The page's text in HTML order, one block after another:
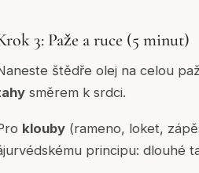
3: Paže a ruce (5 minut)
štědře olej na celou
směrem k srdci.
klouby (rameno, loket,
principu: dlouhé